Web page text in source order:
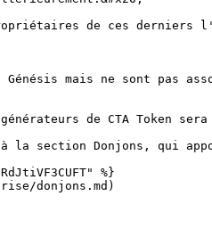
de ces derniers
Génésis mais ne sont pas
de CTA Token
section Donjons, qui
%}
donjons.md)